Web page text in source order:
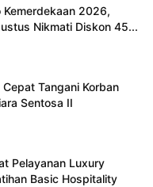
Kemerdekaan 2026,
Nikmati Diskon 45...
Tangani Korban
Sentosa II
Pelayanan Luxury
Basic Hospitality